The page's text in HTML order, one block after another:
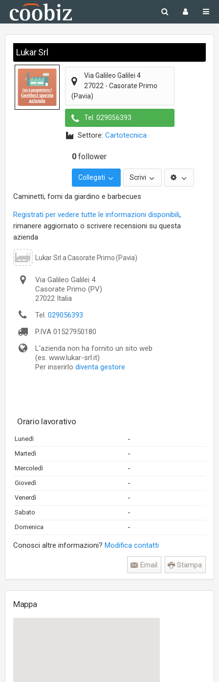
Lukar Srl
Via Galileo Galilei 4
27022 - Casorate Primo
(Pavia)
Tel. 029056393
Settore: Cartotecnica
0 follower
Collegati Scrivi
Caminetti, forni da giardino e barbecues
Registrati per vedere tutte le informazioni disponibili,
rimanere aggiornato o scrivere recensioni su questa
azienda
Lukar Srl a Casorate Primo (Pavia)
Via Galileo Galilei 4
Casorate Primo (PV)
27022 Italia
Tel. 029056393
P.IVA 01527950180
L'azienda non ha fornito un sito web
(es. www.lukar-srl.it)
Per inserirlo diventa gestore
Orario lavorativo
Lunedì -
Martedì -
Mercoledì -
Giovedì -
Venerdì -
Sabato -
Domenica -
Conosci altre informazioni? Modifica contatti
Stampa
Email
Mappa